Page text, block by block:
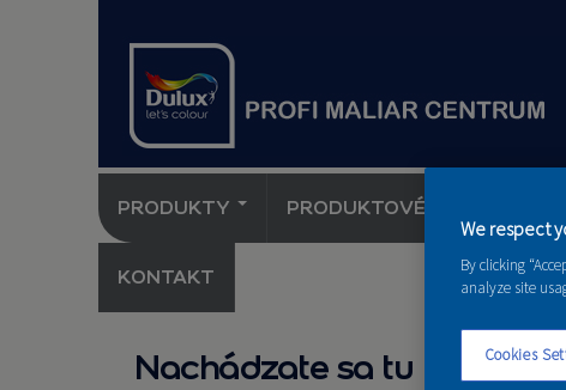
PRODUKTY PRODUKTOVÉ NOVINKY
KONTAKT
Nachádzate sa tu
We respect
By clicking
analyze site
Cookies